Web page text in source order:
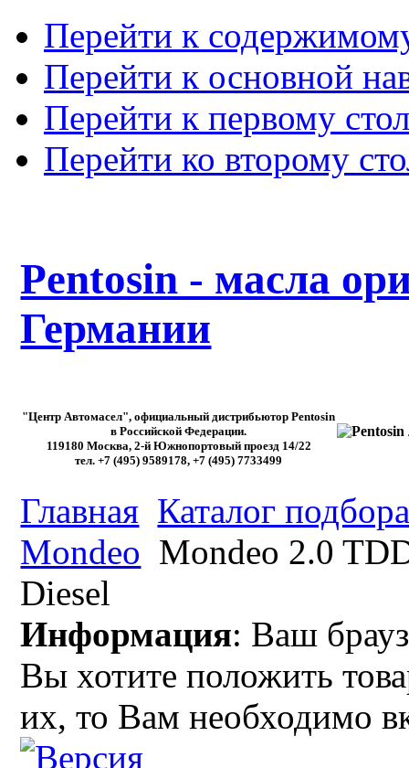
Перейти к
Перейти к основной
Перейти к первому
Перейти ко второму
Pentosin - масла
Германии
"Центр Автомасел", официальный дистрибьютор Pentosin
в Российской Федерации.
119180 Москва, 2-й Южнопортовый проезд 14/22
тел. +7 (495) 9589178, +7 (495) 7733499
Главная Каталог
Mondeo Mondeo 2.0
Diesel
Информация: Ваш
Вы хотите положить
их, то Вам необходимо